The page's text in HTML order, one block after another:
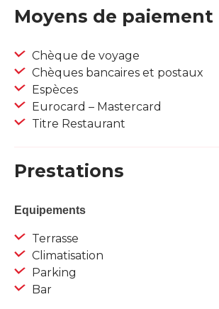
Moyens de paiement
Chèque de voyage
Chèques bancaires et postaux
Espèces
Eurocard – Mastercard
Titre Restaurant
Prestations
Equipements
Terrasse
Climatisation
Parking
Bar